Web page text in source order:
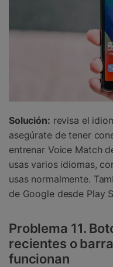
Solución: revisa el
asegúrate de tener
entrenar Voice Match
usas varios idiomas,
usas normalmente.
de Google desde Play
Problema 11.
recientes o
funcionan